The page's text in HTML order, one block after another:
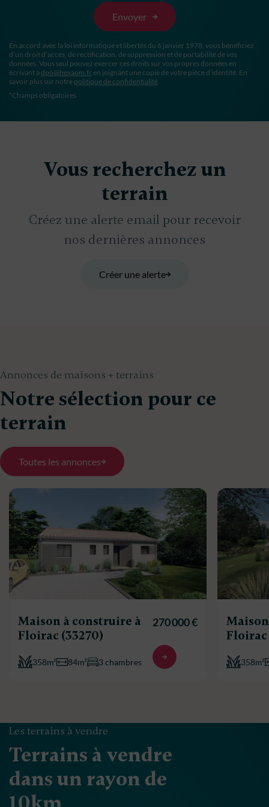
En accord avec la loi informatique et libertés du 6 janvier 1978, vous bénéficiez
d’un droit d’accès, de rectification, de suppression et de portabilité de vos
données. Vous seul pouvez exercer ces droits sur vos propres données en
écrivant à dpo@hexaom.fr en joignant une copie de votre pièce d’identité. En
savoir plus sur notre politique de confidentialité.
*Champs obligatoires
Vous recherchez un
terrain
Créez une alerte email pour recevoir
nos dernières annonces
Créer une alerte
Annonces de maisons + terrains
Notre sélection pour ce
terrain
Toutes les annonces
Maison à construire à
Floirac (33270)
358m² 84m² 3 chambres
270 000 €
Floirac
358m²
Les terrains à vendre
Terrains à vendre
dans un rayon de